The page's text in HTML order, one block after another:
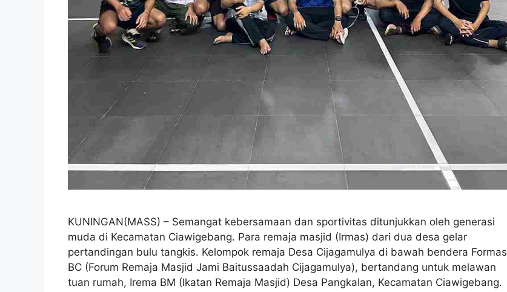
KUNINGAN(MASS) – Semangat kebersamaan dan sportivitas ditunjukkan oleh generasi
muda di Kecamatan Ciawigebang. Para remaja masjid (Irmas) dari dua desa gelar
pertandingan bulu tangkis. Kelompok remaja Desa Cijagamulya di bawah bendera Formas
BC (Forum Remaja Masjid Jami Baitussaadah Cijagamulya), bertandang untuk melawan
tuan rumah, Irema BM (Ikatan Remaja Masjid) Desa Pangkalan, Kecamatan Ciawigebang.